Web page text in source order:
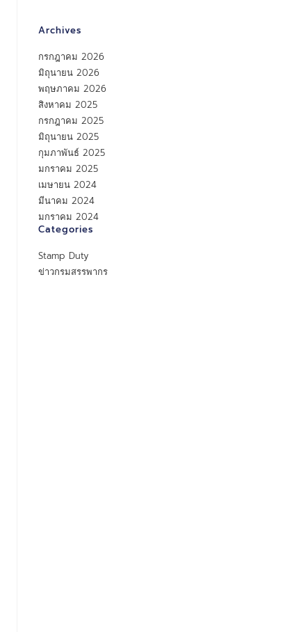
Archives
กรกฎาคม 2026
มิถุนายน 2026
พฤษภาคม 2026
สิงหาคม 2025
กรกฎาคม 2025
มิถุนายน 2025
กุมภาพันธ์ 2025
มกราคม 2025
เมษายน 2024
มีนาคม 2024
มกราคม 2024
Categories
Stamp Duty
ข่าวกรมสรรพากร